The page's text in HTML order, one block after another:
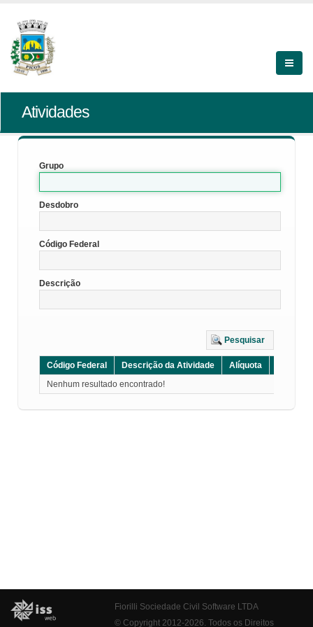
Atividades
Grupo
Desdobro
Código Federal
Descrição
Pesquisar
Código Federal Descrição da Atividade Alíquota
Nenhum resultado encontrado!
Fiorilli Sociedade Civil Software LTDA
© Copyright 2012-2026. Todos os Direitos